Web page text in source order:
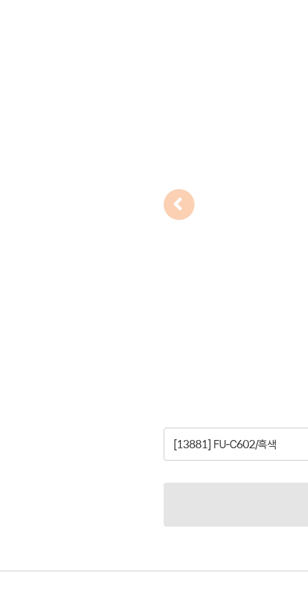
[13881] FU-C602/흑색